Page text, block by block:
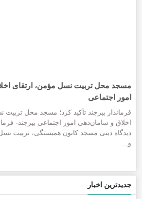
مسجد محل تربیت نسل مؤمن، ارتقای
امور اجتماعی
فرماندار بیرجند تأکید کرد؛ مسجد محل تربیت
اخلاق و سامان‌دهی امور اجتماعی بیرجند-
دیدگاه دینی مسجد کانون همبستگی، تربیت
و...
جدیدترین اخبار